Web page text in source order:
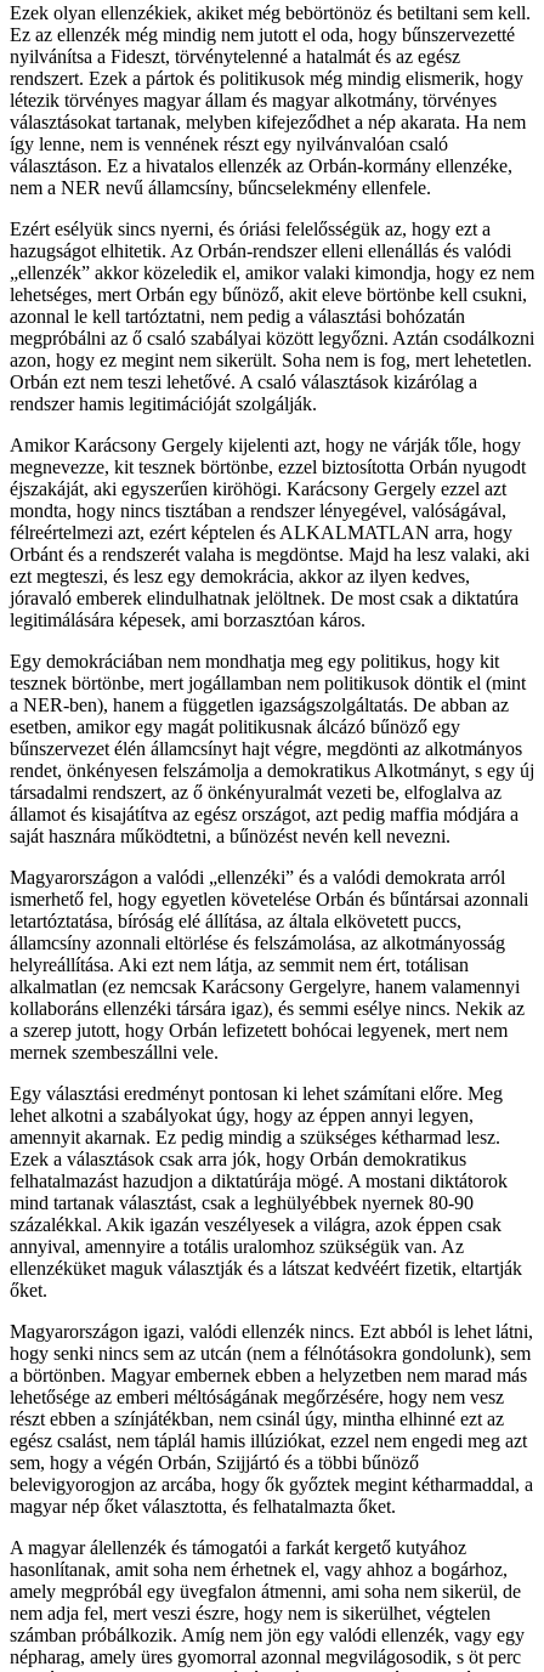
Ezek olyan ellenzékiek, akiket még bebörtönöz és betiltani sem kell.
Ez az ellenzék még mindig nem jutott el oda, hogy bűnszervezetté
nyilvánítsa a Fideszt, törvénytelenné a hatalmát és az egész
rendszert. Ezek a pártok és politikusok még mindig elismerik, hogy
létezik törvényes magyar állam és magyar alkotmány, törvényes
választásokat tartanak, melyben kifejeződhet a nép akarata. Ha nem
így lenne, nem is vennének részt egy nyilvánvalóan csaló
választáson. Ez a hivatalos ellenzék az Orbán-kormány ellenzéke,
nem a NER nevű államcsíny, bűncselekmény ellenfele.
Ezért esélyük sincs nyerni, és óriási felelősségük az, hogy ezt a
hazugságot elhitetik. Az Orbán-rendszer elleni ellenállás és valódi
„ellenzék” akkor közeledik el, amikor valaki kimondja, hogy ez nem
lehetséges, mert Orbán egy bűnöző, akit eleve börtönbe kell csukni,
azonnal le kell tartóztatni, nem pedig a választási bohózatán
megpróbálni az ő csaló szabályai között legyőzni. Aztán csodálkozni
azon, hogy ez megint nem sikerült. Soha nem is fog, mert lehetetlen.
Orbán ezt nem teszi lehetővé. A csaló választások kizárólag a
rendszer hamis legitimációját szolgálják.
Amikor Karácsony Gergely kijelenti azt, hogy ne várják tőle, hogy
megnevezze, kit tesznek börtönbe, ezzel biztosította Orbán nyugodt
éjszakáját, aki egyszerűen kiröhögi. Karácsony Gergely ezzel azt
mondta, hogy nincs tisztában a rendszer lényegével, valóságával,
félreértelmezi azt, ezért képtelen és ALKALMATLAN arra, hogy
Orbánt és a rendszerét valaha is megdöntse. Majd ha lesz valaki, aki
ezt megteszi, és lesz egy demokrácia, akkor az ilyen kedves,
jóravaló emberek elindulhatnak jelöltnek. De most csak a diktatúra
legitimálására képesek, ami borzasztóan káros.
Egy demokráciában nem mondhatja meg egy politikus, hogy kit
tesznek börtönbe, mert jogállamban nem politikusok döntik el (mint
a NER-ben), hanem a független igazságszolgáltatás. De abban az
esetben, amikor egy magát politikusnak álcázó bűnöző egy
bűnszervezet élén államcsínyt hajt végre, megdönti az alkotmányos
rendet, önkényesen felszámolja a demokratikus Alkotmányt, s egy új
társadalmi rendszert, az ő önkényuralmát vezeti be, elfoglalva az
államot és kisajátítva az egész országot, azt pedig maffia módjára a
saját hasznára működtetni, a bűnözést nevén kell nevezni.
Magyarországon a valódi „ellenzéki” és a valódi demokrata arról
ismerhető fel, hogy egyetlen követelése Orbán és bűntársai azonnali
letartóztatása, bíróság elé állítása, az általa elkövetett puccs,
államcsíny azonnali eltörlése és felszámolása, az alkotmányosság
helyreállítása. Aki ezt nem látja, az semmit nem ért, totálisan
alkalmatlan (ez nemcsak Karácsony Gergelyre, hanem valamennyi
kollaboráns ellenzéki társára igaz), és semmi esélye nincs. Nekik az
a szerep jutott, hogy Orbán lefizetett bohócai legyenek, mert nem
mernek szembeszállni vele.
Egy választási eredményt pontosan ki lehet számítani előre. Meg
lehet alkotni a szabályokat úgy, hogy az éppen annyi legyen,
amennyit akarnak. Ez pedig mindig a szükséges kétharmad lesz.
Ezek a választások csak arra jók, hogy Orbán demokratikus
felhatalmazást hazudjon a diktatúrája mögé. A mostani diktátorok
mind tartanak választást, csak a leghülyébbek nyernek 80-90
százalékkal. Akik igazán veszélyesek a világra, azok éppen csak
annyival, amennyire a totális uralomhoz szükségük van. Az
ellenzéküket maguk választják és a látszat kedvéért fizetik, eltartják
őket.
Magyarországon igazi, valódi ellenzék nincs. Ezt abból is lehet látni,
hogy senki nincs sem az utcán (nem a félnótásokra gondolunk), sem
a börtönben. Magyar embernek ebben a helyzetben nem marad más
lehetősége az emberi méltóságának megőrzésére, hogy nem vesz
részt ebben a színjátékban, nem csinál úgy, mintha elhinné ezt az
egész csalást, nem táplál hamis illúziókat, ezzel nem engedi meg azt
sem, hogy a végén Orbán, Szijjártó és a többi bűnöző
belevigyorogjon az arcába, hogy ők győztek megint kétharmaddal, a
magyar nép őket választotta, és felhatalmazta őket.
A magyar álellenzék és támogatói a farkát kergető kutyához
hasonlítanak, amit soha nem érhetnek el, vagy ahhoz a bogárhoz,
amely megpróbál egy üvegfalon átmenni, ami soha nem sikerül, de
nem adja fel, mert veszi észre, hogy nem is sikerülhet, végtelen
számban próbálkozik. Amíg nem jön egy valódi ellenzék, vagy egy
népharag, amely üres gyomorral azonnal megvilágosodik, s öt perc